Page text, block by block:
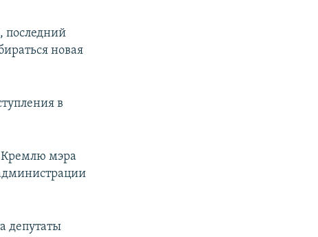
последний
новая
в
Кремлю мэра
депутаты